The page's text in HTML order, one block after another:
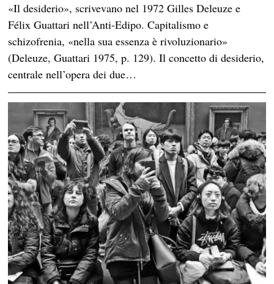
«Il desiderio», scrivevano nel 1972 Gilles Deleuze e
Félix Guattari nell’Anti-Edipo. Capitalismo e
schizofrenia, «nella sua essenza è rivoluzionario»
(Deleuze, Guattari 1975, p. 129). Il concetto di desiderio,
centrale nell’opera dei due…